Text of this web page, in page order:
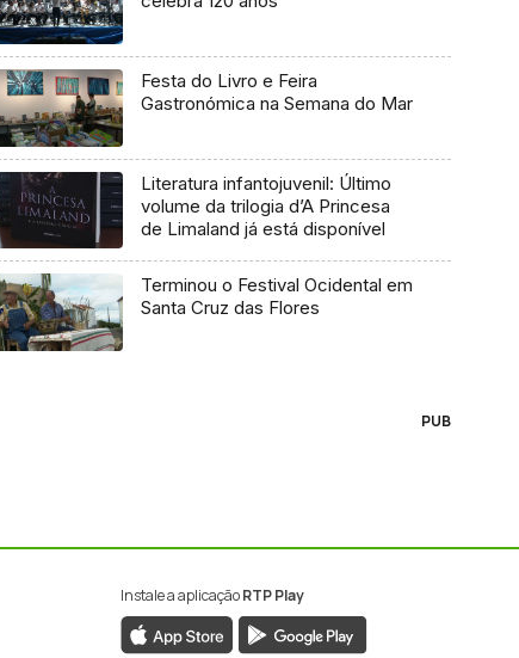
Festa do Livro e Feira
Gastronómica na Semana do Mar
Literatura infantojuvenil: Último
volume da trilogia d’A Princesa
de Limaland já está disponível
Terminou o Festival Ocidental em
Santa Cruz das Flores
PUB
Instale a aplicaçãoRTP Play